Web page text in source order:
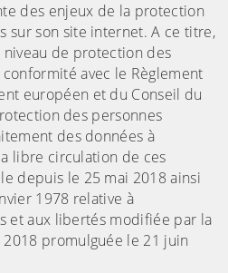
des enjeux de la protection
sur son site internet. A ce titre,
niveau de protection des
avec le Règlement
européen et du Conseil du
des personnes
des données à
libre circulation de ces
depuis le 25 mai 2018 ainsi
1978 relative à
et aux libertés modifiée par la
promulguée le 21 juin